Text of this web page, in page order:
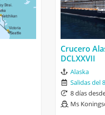
Crucero
DCLXXVII
Alaska
Salidas del
8 días
Ms